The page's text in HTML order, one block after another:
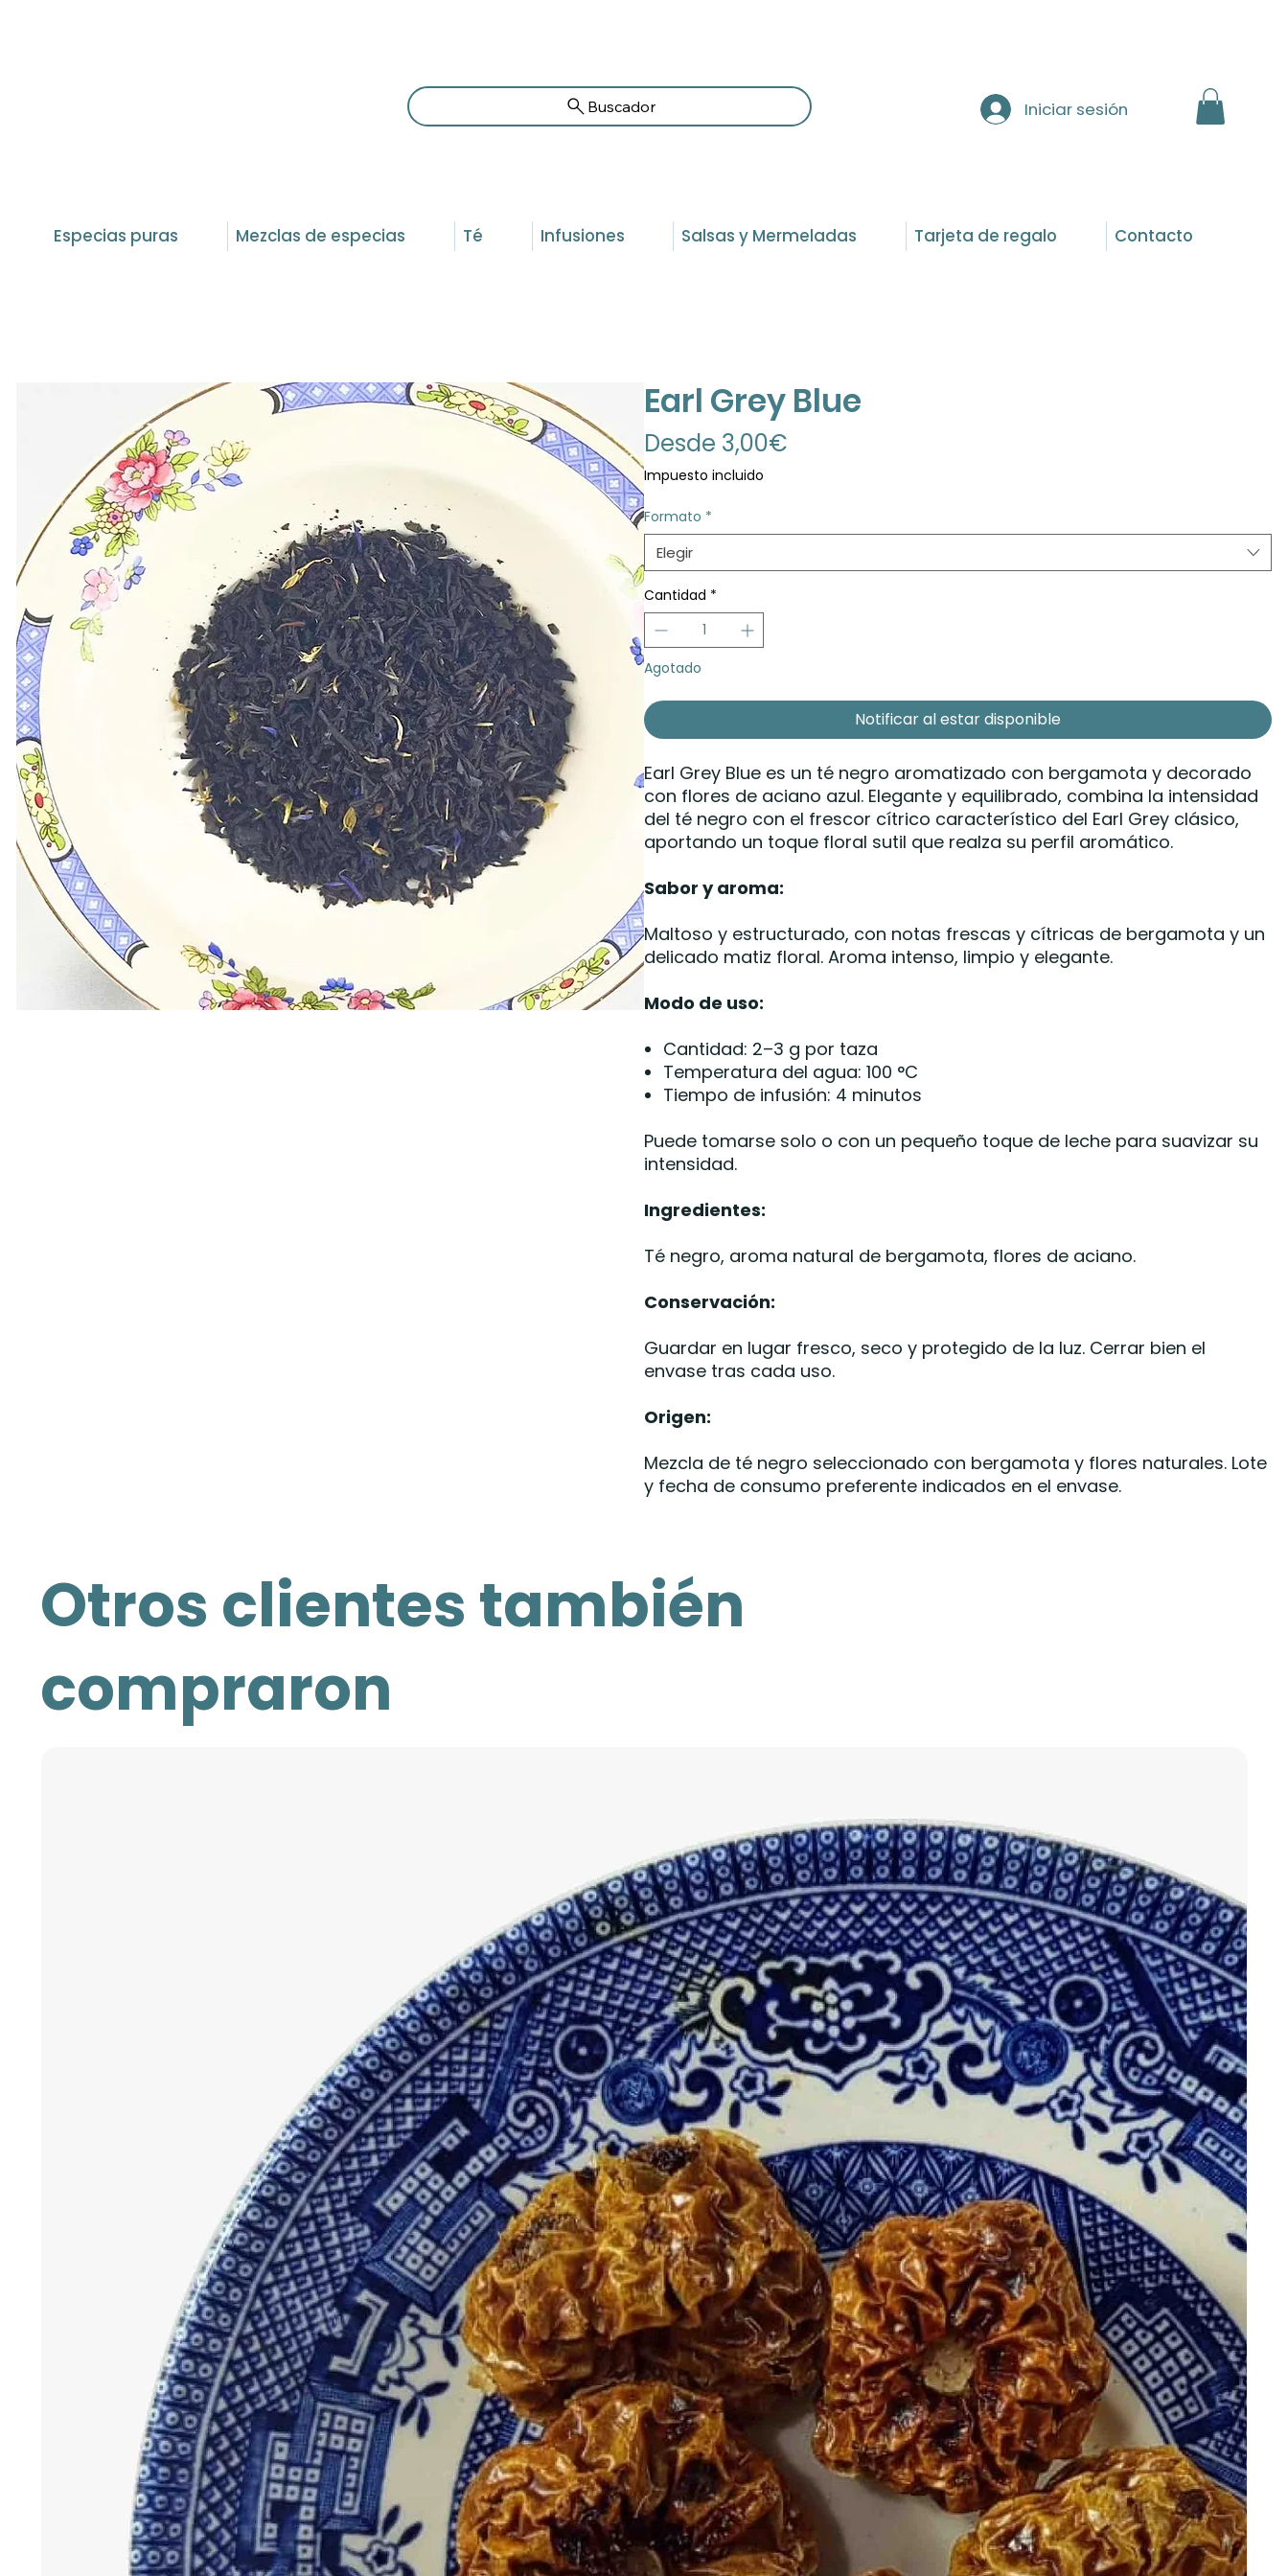
Especias puras Mezclas de especias Té Infusiones Salsas y Mermeladas Tarjeta de regalo Contacto
Buscador Iniciar sesión
Earl Grey Blue
Desde 3,00€
Impuesto incluido
Formato *
Elegir
Cantidad *
Agotado
Notificar al estar disponible
Earl Grey Blue es un té negro aromatizado con bergamota y decorado
con flores de aciano azul. Elegante y equilibrado, combina la intensidad
del té negro con el frescor cítrico característico del Earl Grey clásico,
aportando un toque floral sutil que realza su perfil aromático.
Sabor y aroma:
Maltoso y estructurado, con notas frescas y cítricas de bergamota y un
delicado matiz floral. Aroma intenso, limpio y elegante.
Modo de uso:
Cantidad: 2–3 g por taza
Temperatura del agua: 100 °C
Tiempo de infusión: 4 minutos
Puede tomarse solo o con un pequeño toque de leche para suavizar su
intensidad.
Ingredientes:
Té negro, aroma natural de bergamota, flores de aciano.
Conservación:
Guardar en lugar fresco, seco y protegido de la luz. Cerrar bien el
envase tras cada uso.
Origen:
Mezcla de té negro seleccionado con bergamota y flores naturales. Lote
y fecha de consumo preferente indicados en el envase.
Otros clientes también
compraron